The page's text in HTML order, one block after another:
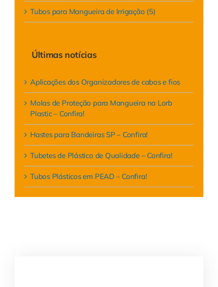
Tubos para Mangueira de Irrigação (5)
Últimas notícias
Aplicações dos Organizadores de cabos e fios
Molas de Proteção para Mangueira na Lorb
Plastic – Confira!
Hastes para Bandeiras SP – Confira!
Tubetes de Plástico de Qualidade – Confira!
Tubos Plásticos em PEAD – Confira!